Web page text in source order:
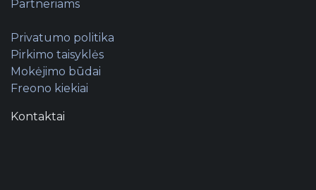
Partneriams
Privatumo politika
Pirkimo taisyklės
Mokėjimo būdai
Freono kiekiai
Kontaktai